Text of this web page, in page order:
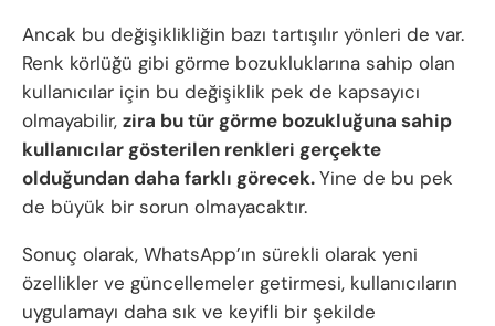
Ancak bu değişiklikliğin bazı tartışılır yönleri de var.
Renk körlüğü gibi görme bozukluklarına sahip olan
kullanıcılar için bu değişiklik pek de kapsayıcı
olmayabilir, zira bu tür görme bozukluğuna sahip
kullanıcılar gösterilen renkleri gerçekte
olduğundan daha farklı görecek.Yine de bu pek
de büyük bir sorun olmayacaktır.
Sonuç olarak, WhatsApp’ın sürekli olarak yeni
özellikler ve güncellemeler getirmesi, kullanıcıların
uygulamayı daha sık ve keyifli bir şekilde